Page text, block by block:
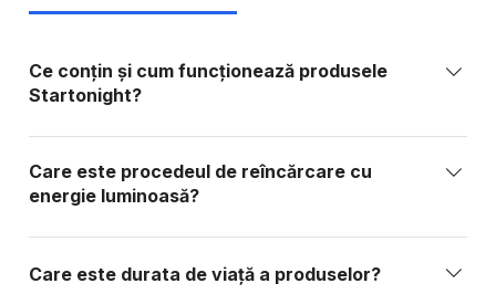
Ce conțin și cum funcționează produsele
Startonight?
Produsele Startonight sunt realizate din elemente
sintetice sau organice stabile, fără fosfor, plumb,
metale grele sau substanțe toxice. Ele conțin
unei baterii care se încarcă cu lumină.
Care este procedeul de reîncărcare cu
energie luminoasă?
Produsele Startonight se reîncarcă prin expunere la
orice sursă de lumină: lumină solară directă: 15–20
Care este durata de viață a produselor?